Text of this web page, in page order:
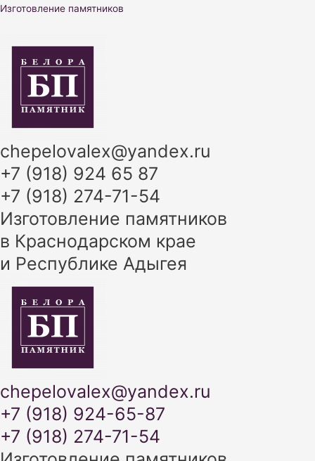
Перейти
Изготовление памятников
chepelovalex@yandex.ru
+7 (918) 924 65 87
+7 (918) 274-71-54
Изготовление памятников
в Краснодарском крае
и Республике Адыгея
chepelovalex@yandex.ru
+7 (918) 924-65-87
+7 (918) 274-71-54